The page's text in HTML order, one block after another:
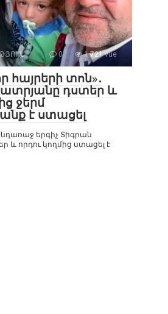
0 1 721 vue
հայրերի տոն»․
դստեր և
ջերմ
է ստացել
երգիչ Տիգրան
և որդու կողմից ստացել է